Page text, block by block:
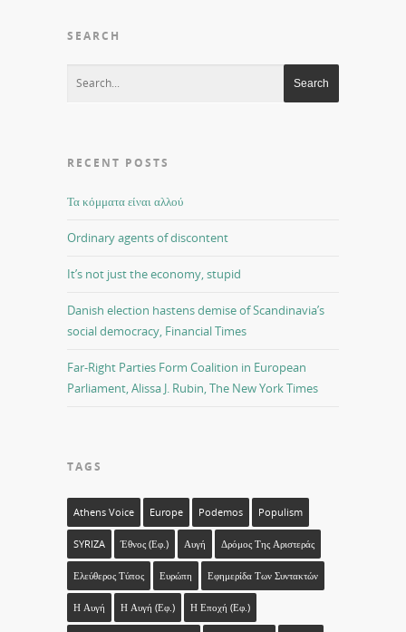
SEARCH
RECENT POSTS
Τα κόμματα είναι αλλού
Ordinary agents of discontent
It’s not just the economy, stupid
Danish election hastens demise of Scandinavia’s
social democracy, Financial Times
Far-Right Parties Form Coalition in European
Parliament, Alissa J. Rubin, The New York Times
TAGS
Athens Voice Europe Podemos Populism
SYRIZA Έθνος (εφ.) Αυγή Δρόμος Της Αριστεράς
Ελεύθερος Τύπος Ευρώπη Εφημερίδα Των Συντακτών
Η Αυγή Η Αυγή (εφ.) Η Εποχή (εφ.)